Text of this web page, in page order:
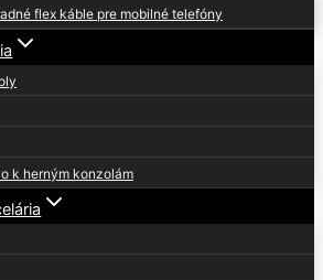
flex káble pre mobilné telefóny
k herným konzolám